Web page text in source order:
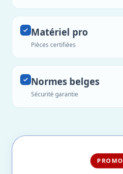
Matériel pro
Pièces certifiées
Normes belges
Sécurité garantie
PROMO